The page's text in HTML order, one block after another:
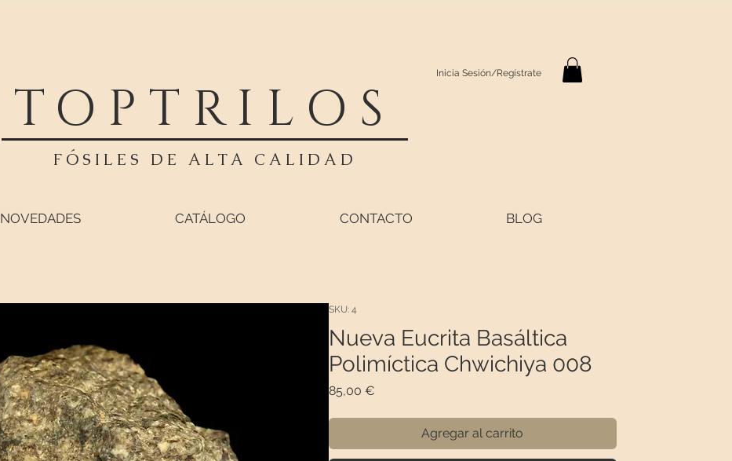
TOPTRILOS
FÓSILES DE ALTA CALIDAD
Inicia Sesión/Regístrate
NOVEDADES CATÁLOGO CONTACTO BLOG
SKU: 4
Nueva Eucrita Basáltica
Polimíctica Chwichiya 008
85,00 €Precio
Agregar al carrito